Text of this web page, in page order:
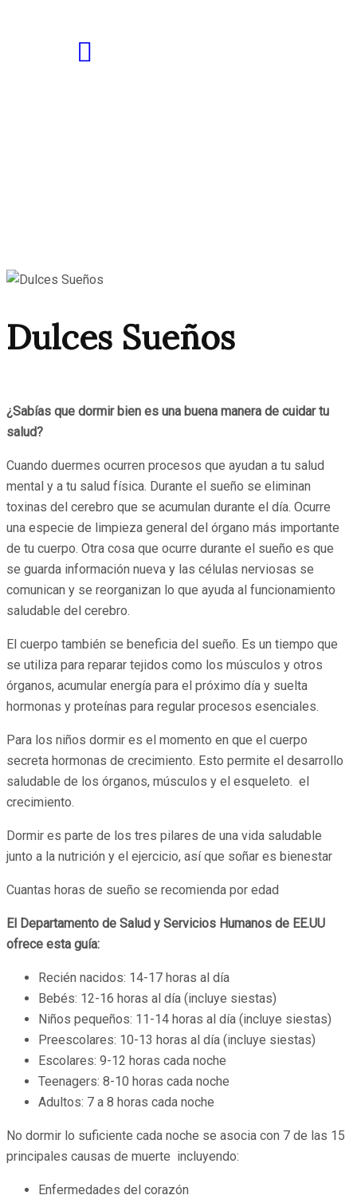
Dulces Sueños
¿Sabías que dormir bien es una buena manera de cuidar tu
salud?
Cuando duermes ocurren procesos que ayudan a tu salud
mental y a tu salud física. Durante el sueño se eliminan
toxinas del cerebro que se acumulan durante el día. Ocurre
una especie de limpieza general del órgano más importante
de tu cuerpo. Otra cosa que ocurre durante el sueño es que
se guarda información nueva y las células nerviosas se
comunican y se reorganizan lo que ayuda al funcionamiento
saludable del cerebro.
El cuerpo también se beneficia del sueño. Es un tiempo que
se utiliza para reparar tejidos como los músculos y otros
órganos, acumular energía para el próximo día y suelta
hormonas y proteínas para regular procesos esenciales.
Para los niños dormir es el momento en que el cuerpo
secreta hormonas de crecimiento. Esto permite el desarrollo
saludable de los órganos, músculos y el esqueleto. el
crecimiento.
Dormir es parte de los tres pilares de una vida saludable
junto a la nutrición y el ejercicio, así que soñar es bienestar
Cuantas horas de sueño se recomienda por edad
El Departamento de Salud y Servicios Humanos de EE.UU
ofrece esta guía:
Recién nacidos: 14-17 horas al día
Bebés: 12-16 horas al día (incluye siestas)
Niños pequeños: 11-14 horas al día (incluye siestas)
Preescolares: 10-13 horas al día (incluye siestas)
Escolares: 9-12 horas cada noche
Teenagers: 8-10 horas cada noche
Adultos: 7 a 8 horas cada noche
No dormir lo suficiente cada noche se asocia con 7 de las 15
principales causas de muerte incluyendo:
Enfermedades del corazón